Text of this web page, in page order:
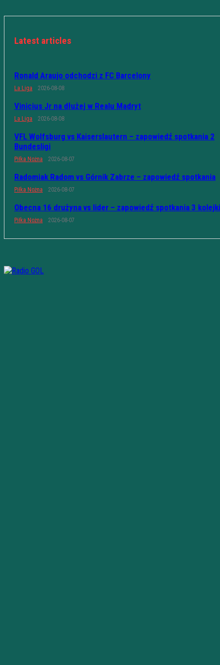
Latest articles
Ronald Araujo odchodzi z FC Barcelony
La Liga 2026-08-08
Vinicius Jr na dłużej w Realu Madryt
La Liga 2026-08-08
VFL Wolfsburg vs Kaiserslautern – zapowiedź spotkania 2
Bundesligi
Piłka Nożna 2026-08-07
Radomiak Radom vs Górnik Zabrze – zapowiedź spotkania
Piłka Nożna 2026-08-07
Obecna 16 drużyna vs lider – zapowiedź spotkania 3 kolejki
Piłka Nożna 2026-08-07